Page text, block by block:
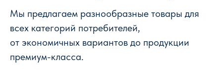
Мы предлагаем разнообразные товары для
всех категорий потребителей,
от экономичных вариантов до продукции
премиум-класса.